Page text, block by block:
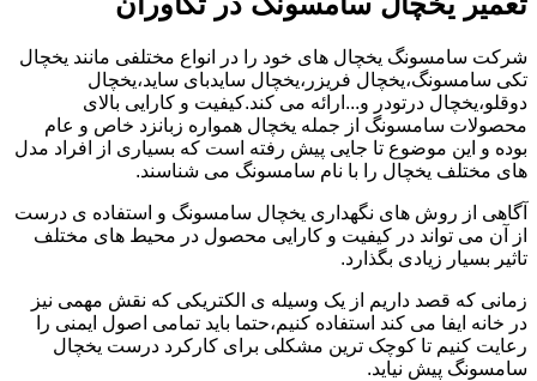
شرکت سامسونگ یخچال های خود را در انواع مختلفی مانند یخچال
تکی سامسونگ،یخچال فریزر،یخچال سایدبای ساید،یخچال
دوقلو،یخچال درتودر و...ارائه می کند.کیفیت و کارایی بالای
محصولات سامسونگ از جمله یخچال همواره زبانزد خاص و عام
بوده و این موضوع تا جایی پیش رفته است که بسیاری از افراد مدل
های مختلف یخچال را با نام سامسونگ می شناسند.
آگاهی از روش های نگهداری یخچال سامسونگ و استفاده ی درست
از آن می تواند در کیفیت و کارایی محصول در محیط های مختلف
تاثیر بسیار زیادی بگذارد.
زمانی که قصد داریم از یک وسیله ی الکتریکی که نقش مهمی نیز
در خانه ایفا می کند استفاده کنیم،حتما باید تمامی اصول ایمنی را
رعایت کنیم تا کوچک ترین مشکلی برای کارکرد درست یخچال
سامسونگ پیش نیاید.